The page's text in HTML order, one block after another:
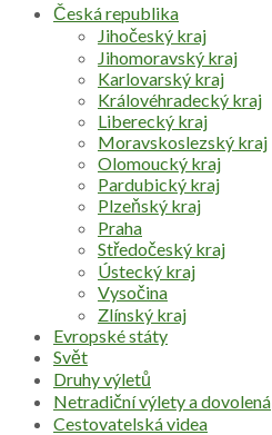
Česká republika
Jihočeský kraj
Jihomoravský kraj
Karlovarský kraj
Královéhradecký kraj
Liberecký kraj
Moravskoslezský kraj
Olomoucký kraj
Pardubický kraj
Plzeňský kraj
Praha
Středočeský kraj
Ústecký kraj
Vysočina
Zlínský kraj
Evropské státy
Svět
Druhy výletů
Netradiční výlety a dovolená
Cestovatelská videa